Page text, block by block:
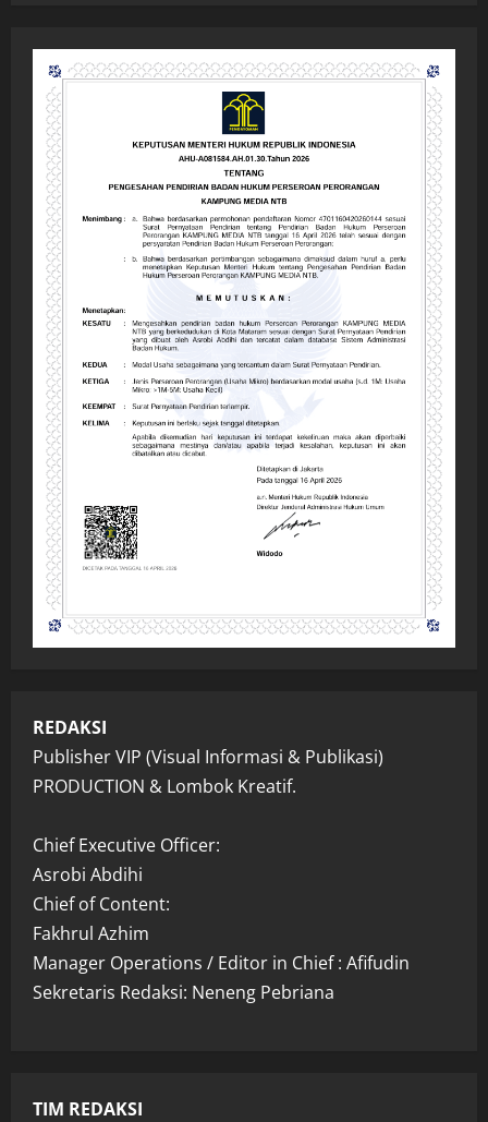
REDAKSI
Publisher VIP (Visual Informasi & Publikasi)
PRODUCTION & Lombok Kreatif.
Chief Executive Officer:
Asrobi Abdihi
Chief of Content:
Fakhrul Azhim
Manager Operations / Editor in Chief : Afifudin
Sekretaris Redaksi: Neneng Pebriana
TIM REDAKSI